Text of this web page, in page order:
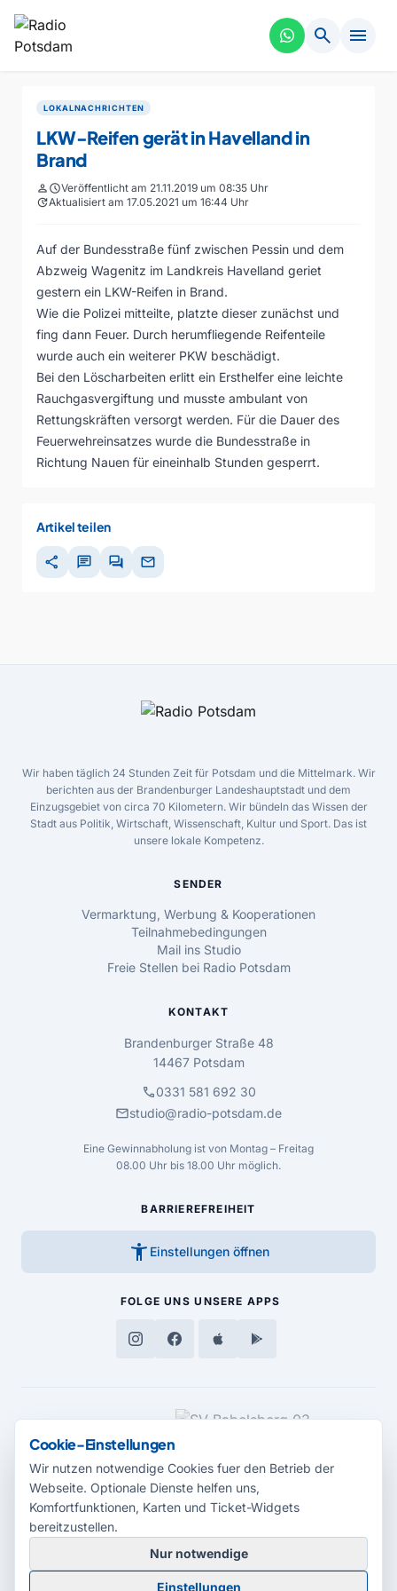
search menu
LOKALNACHRICHTEN
LKW-Reifen gerät in Havelland in
Brand
personscheduleVeröffentlicht am 21.11.2019 um 08:35 Uhr
updateAktualisiert am 17.05.2021 um 16:44 Uhr
Auf der Bundesstraße fünf zwischen Pessin und dem
Abzweig Wagenitz im Landkreis Havelland geriet
gestern ein LKW-Reifen in Brand.
Wie die Polizei mitteilte, platzte dieser zunächst und
fing dann Feuer. Durch herumfliegende Reifenteile
wurde auch ein weiterer PKW beschädigt.
Bei den Löscharbeiten erlitt ein Ersthelfer eine leichte
Rauchgasvergiftung und musste ambulant von
Rettungskräften versorgt werden. Für die Dauer des
Feuerwehreinsatzes wurde die Bundesstraße in
Richtung Nauen für eineinhalb Stunden gesperrt.
Artikel teilen
share chat forum mail
Wir haben täglich 24 Stunden Zeit für Potsdam und die Mittelmark. Wir
berichten aus der Brandenburger Landeshauptstadt und dem
Einzugsgebiet von circa 70 Kilometern. Wir bündeln das Wissen der
Stadt aus Politik, Wirtschaft, Wissenschaft, Kultur und Sport. Das ist
unsere lokale Kompetenz.
SENDER
Vermarktung, Werbung & Kooperationen
Teilnahmebedingungen
Mail ins Studio
Freie Stellen bei Radio Potsdam
KONTAKT
Brandenburger Straße 48
14467 Potsdam
call0331 581 692 30
mailstudio@radio-potsdam.de
Eine Gewinnabholung ist von Montag – Freitag
08.00 Uhr bis 18.00 Uhr möglich.
BARRIEREFREIHEIT
accessibility_new Einstellungen öffnen
FOLGE UNS UNSERE APPS
MEDIENPARTNER
© 2026 Radio Potsdam. Webseite entwickelt durch dieMedienagentur
Babelsberg
Cookie-Einstellungen
Wir nutzen notwendige Cookies fuer den Betrieb der
Webseite. Optionale Dienste helfen uns,
Komfortfunktionen, Karten und Ticket-Widgets
bereitzustellen.
Nur notwendige
Einstellungen